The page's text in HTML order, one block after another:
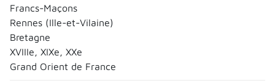
Francs-Maçons
Rennes (Ille-et-Vilaine)
Bretagne
XVIIIe, XIXe, XXe
Grand Orient de France